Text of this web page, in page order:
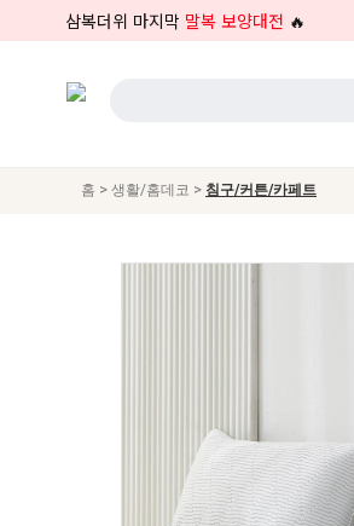
삼복더위 마지막 말복 보양대전 🔥
홈 > 생활/홈데코 > 침구/커튼/카페트